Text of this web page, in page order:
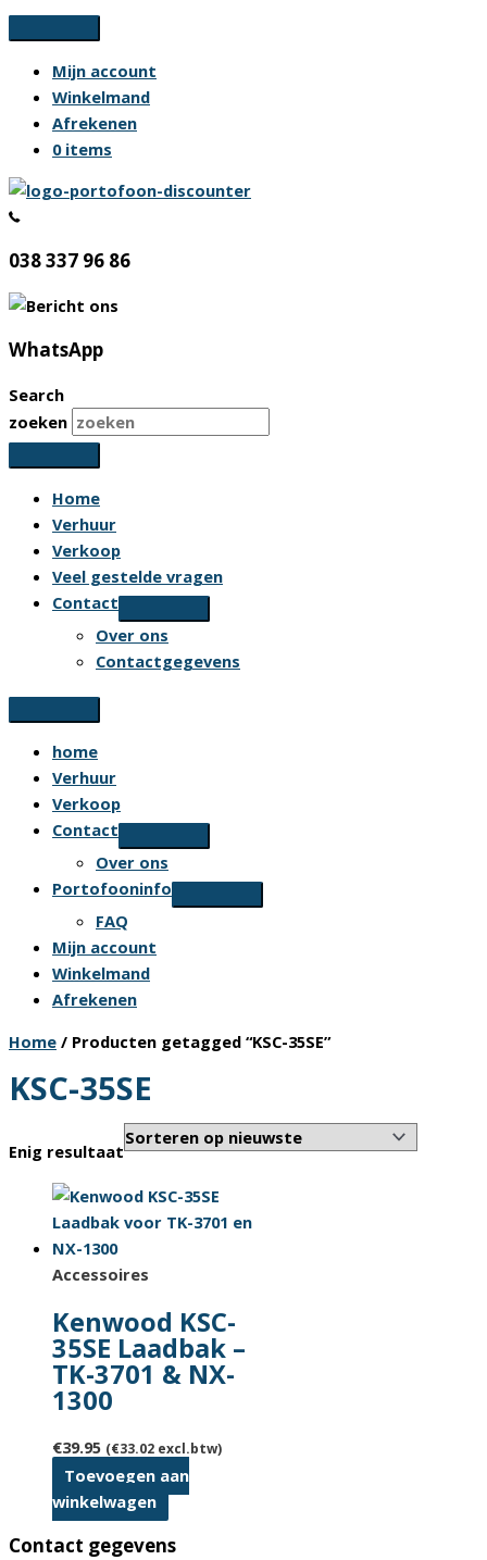
Ga
naar
inhoud
Mijn account
Winkelmand
Afrekenen
0 items
038 337 96 86
WhatsApp
Search
zoeken
Home
Verhuur
Verkoop
Veel gestelde vragen
Contact
Over ons
Contactgegevens
home
Verhuur
Verkoop
Contact
Over ons
Portofooninfo
FAQ
Mijn account
Winkelmand
Afrekenen
Home / Producten getagged “KSC-35SE”
KSC-35SE
Enig resultaat
Accessoires
Kenwood KSC-
35SE Laadbak –
TK-3701 & NX-
1300
€39.95 (€33.02 excl.btw)
Toevoegen aan
winkelwagen
Contact gegevens